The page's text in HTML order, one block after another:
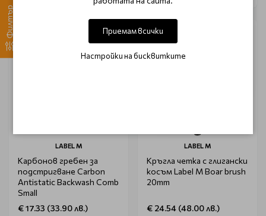
Филтър
LABEL M
Карбонов гребен за
подстригване Carbon
Antistatic Backwash Comb
Small
€ 17.33 (33.90 лв.)
Очаква доставка
LABEL M
Кръгла четка с глигански
косъм Label M Boar brush
20mm
€ 24.54 (48.00 лв.)
Приемам всички
Настройки на бисквитките